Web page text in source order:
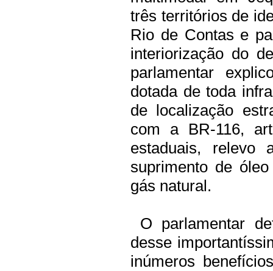
três territórios de
Rio de Contas e
interiorização do
parlamentar
dotada de toda
de localização
com a BR-116,
estaduais, relevo
suprimento de
gás natural.
O parlamentar
desse
inúmeros